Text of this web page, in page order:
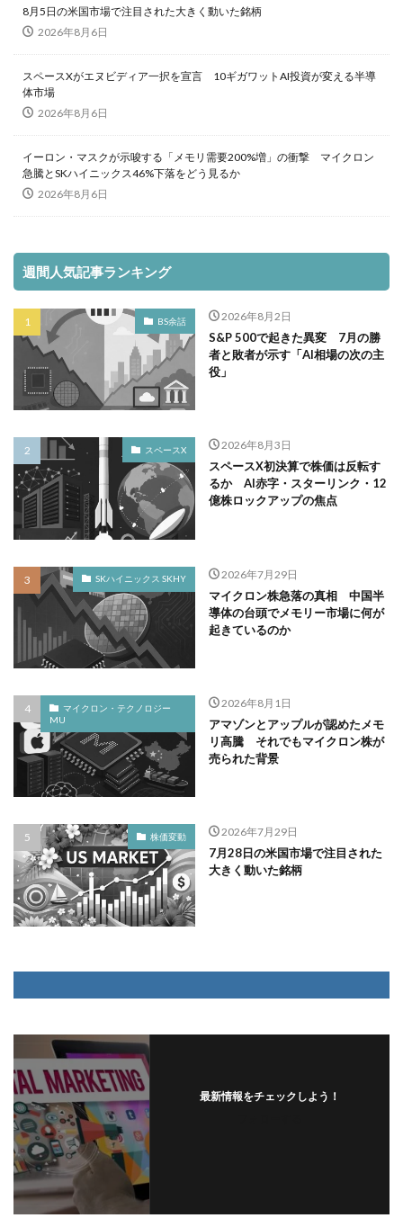
8月5日の米国市場で注目された大きく動いた銘柄
2026年8月6日
スペースXがエヌビディア一択を宣言 10ギガワットAI投資が変える半導
体市場
2026年8月6日
イーロン・マスクが示唆する「メモリ需要200%増」の衝撃 マイクロン
急騰とSKハイニックス46%下落をどう見るか
2026年8月6日
週間人気記事ランキング
BS余話 2026年8月2日
S&P 500で起きた異変 7月の勝
者と敗者が示す「AI相場の次の主
役」
スペースX 2026年8月3日
スペースX初決算で株価は反転す
るか AI赤字・スターリンク・12
億株ロックアップの焦点
SKハイニックス SKHY 2026年7月29日
マイクロン株急落の真相 中国半
導体の台頭でメモリー市場に何が
起きているのか
マイクロン・テクノロジー
MU
2026年8月1日
アマゾンとアップルが認めたメモ
リ高騰 それでもマイクロン株が
売られた背景
株価変動 2026年7月29日
7月28日の米国市場で注目された
大きく動いた銘柄
最新情報をチェックしよう！